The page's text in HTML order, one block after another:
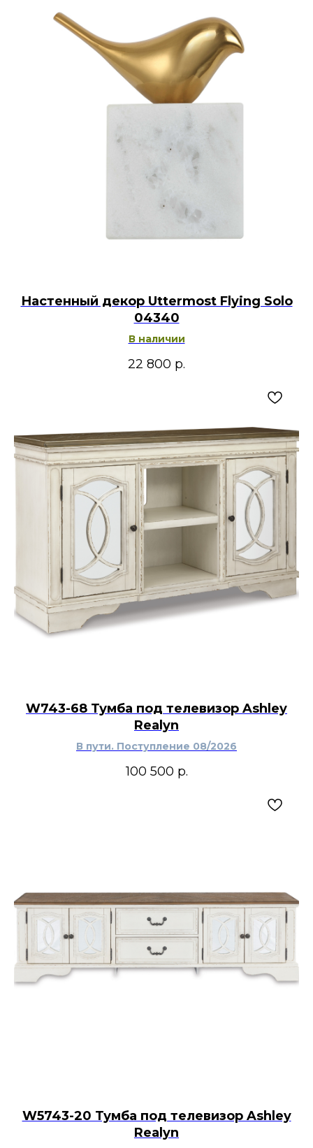
Настенный декор Uttermost Flying Solo
04340
В наличии
22 800 р.
W743-68 Тумба под телевизор Ashley
Realyn
В пути. Поступление 08/2026
100 500 р.
W5743-20 Тумба под телевизор Ashley
Realyn